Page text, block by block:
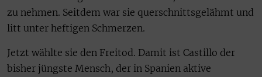
zu nehmen. Seitdem war sie querschnittsgelähmt und
litt unter heftigen Schmerzen.
Jetzt wählte sie den Freitod. Damit ist Castillo der
bisher jüngste Mensch, der in Spanien aktive